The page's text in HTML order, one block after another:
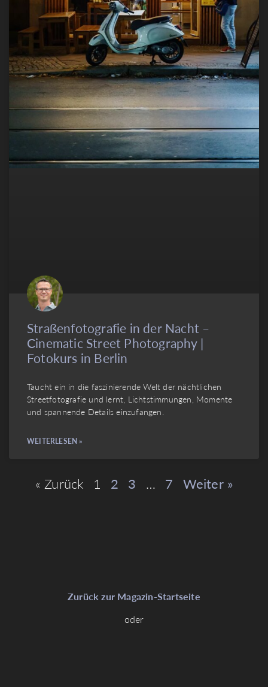
Straßenfotografie in der Nacht –
Cinematic Street Photography |
Fotokurs in Berlin
Taucht ein in die faszinierende Welt der nächtlichen
Streetfotografie und lernt, Lichtstimmungen, Momente
und spannende Details einzufangen.
WEITERLESEN »
« Zurück 1 2 3 … 7 Weiter »
Zurück zur Magazin-Startseite
oder